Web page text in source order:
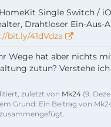
Single Switch /
Drahtloser Ein-Aus-
bit.ly/41dVdza
Wege hat aber nichts
zutun? Verstehe
zuletzt von Mk24 (9.
Grund: Ein Beitrag von